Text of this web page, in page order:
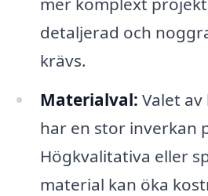
detaljerad och
krävs.
Materialval: Valet
har en stor inverkan
Högkvalitativa eller
material kan öka